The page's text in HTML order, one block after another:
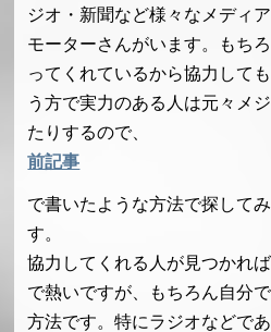
ジオ・新聞など様々なメディ
モーターさんがいます。もち
ってくれているから協力して
う方で実力のある人は元々メ
たりするので、
前記事
で書いたような方法で探して
す。
協力してくれる人が見つかれ
で熱いですが、もちろん自分
方法です。特にラジオなどで